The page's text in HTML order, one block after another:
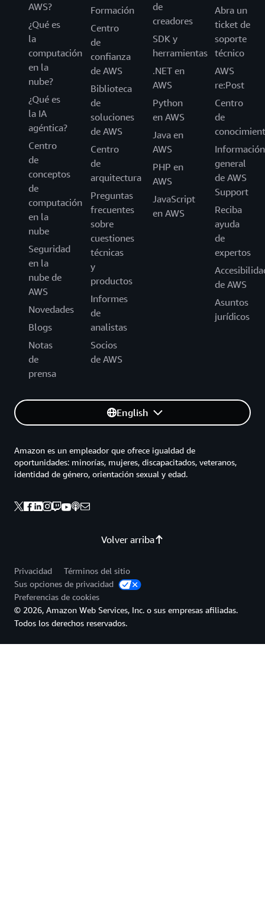
AWS?
¿Qué es
la
computación
en la
nube?
¿Qué es
la IA
agéntica?
Centro
de
conceptos
de
computación
en la
nube
Seguridad
en la
nube de
AWS
Novedades
Blogs
Notas
de
prensa
Formación
Centro
de
confianza
de AWS
Biblioteca
de
soluciones
de AWS
Centro
de
arquitectura
Preguntas
frecuentes
sobre
cuestiones
técnicas
y
productos
Informes
de
analistas
Socios
de AWS
de
creadores
SDK y
herramientas
.NET en
AWS
Python
en AWS
Java en
AWS
PHP en
AWS
JavaScript
en AWS
Abra un
ticket de
soporte
técnico
AWS
re:Post
Centro
de
Información
general
de AWS
Support
Reciba
ayuda
de
expertos
de AWS
Asuntos
jurídicos
English
Volver arriba
Amazon es un empleador que ofrece igualdad de
oportunidades: minorías, mujeres, discapacitados, veteranos,
identidad de género, orientación sexual y edad.
Privacidad
Términos del sitio
Sus opciones de privacidad
Preferencias de cookies
© 2026, Amazon Web Services, Inc. o sus empresas afiliadas.
Todos los derechos reservados.